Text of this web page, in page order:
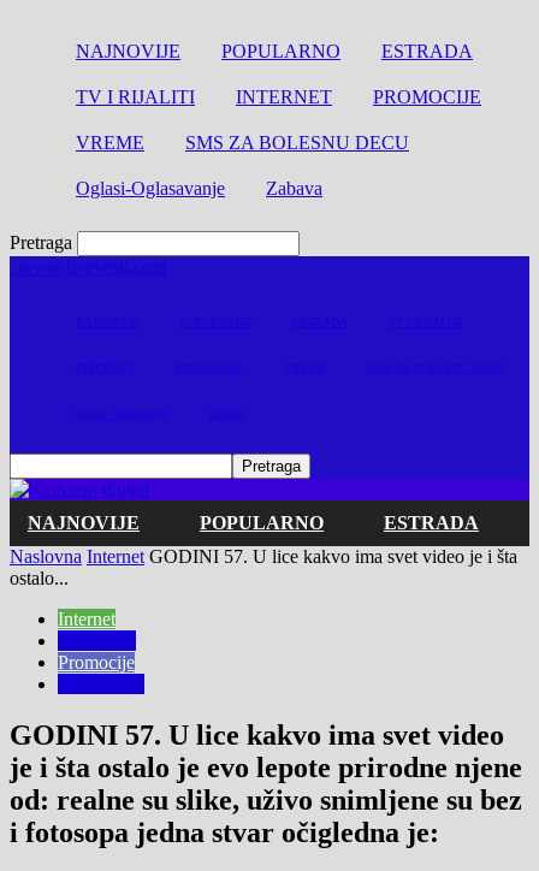
NAJNOVIJE POPULARNO ESTRADA
TV I RIJALITI INTERNET PROMOCIJE
VREME SMS ZA BOLESNU DECU
Oglasi-Oglasavanje Zabava
Pretraga
NAJNOVIJE POPULARNO
ESTRADA
Naslovna Internet GODINI 57. U lice kakvo ima svet video je i šta
ostalo...
Internet
Promocije
GODINI 57. U lice kakvo ima svet video
je i šta ostalo je evo lepote prirodne njene
od: realne su slike, uživo snimljene su bez
i fotosopa jedna stvar očigledna je: